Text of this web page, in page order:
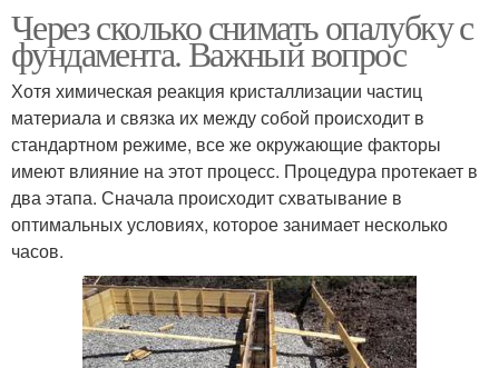
Через сколько снимать опалубку с
фундамента. Важный вопрос
Хотя химическая реакция кристаллизации частиц
материала и связка их между собой происходит в
стандартном режиме, все же окружающие факторы
имеют влияние на этот процесс. Процедура протекает в
два этапа. Сначала происходит схватывание в
оптимальных условиях, которое занимает несколько
часов.